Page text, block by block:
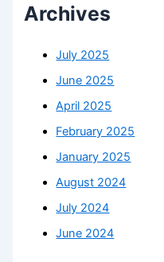
Archives
July 2025
June 2025
April 2025
February 2025
January 2025
August 2024
July 2024
June 2024